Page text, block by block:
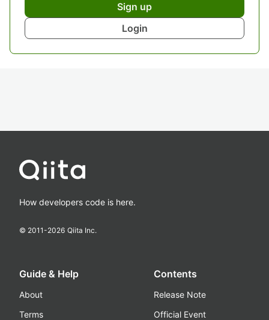
Sign up
Login
How developers code is here.
© 2011-2026 Qiita Inc.
Guide & Help
About
Terms
Contents
Release Note
Official Event